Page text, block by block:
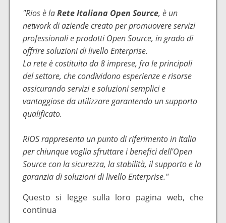
"Rios è laRete Italiana Open Source, è un
network di aziende creato per promuovere servizi
professionali e prodotti Open Source, in grado di
offrire soluzioni di livello Enterprise.
La rete è costituita da 8 imprese, fra le principali
del settore, che condividono esperienze e risorse
assicurando servizi e soluzioni semplici e
vantaggiose da utilizzare garantendo un supporto
qualificato.
RIOS rappresenta un punto di riferimento in Italia
per chiunque voglia sfruttare i benefici dell'Open
Source con la sicurezza, la stabilità, il supporto e la
garanzia di soluzioni di livello Enterprise."
Questo si legge sulla loro pagina web, che
continua